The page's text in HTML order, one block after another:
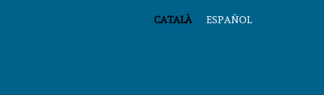
ESPAÑOL
CATALÀ